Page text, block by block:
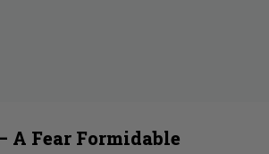
A Fear Formidable